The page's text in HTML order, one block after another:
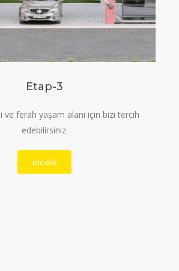
Etap-3
ve ferah yaşam alanı için bizi tercih
edebilirsiniz.
İncele